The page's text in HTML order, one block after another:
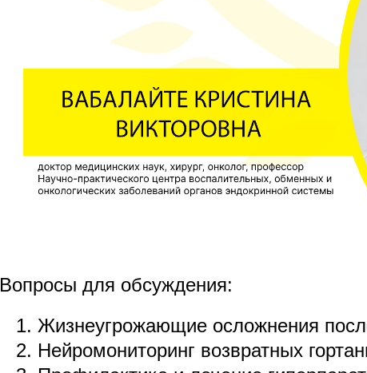
Вопросы для обсуждения:
1. Жизнеугрожающие осложнения
2. Нейромониторинг возвратных